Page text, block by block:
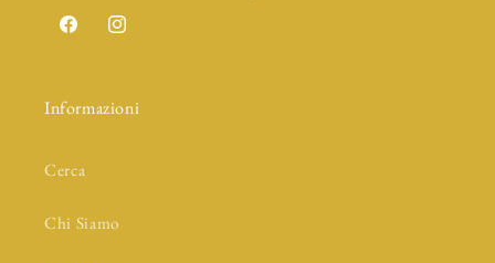
FacebookInstagram
Informazioni
Cerca
Chi Siamo